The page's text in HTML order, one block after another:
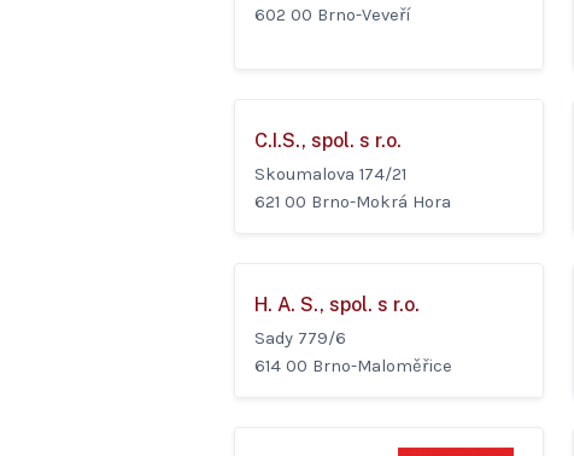
602 00 Brno-Veveří
C.I.S., spol. s r.o.
Skoumalova 174/21
621 00 Brno-Mokrá Hora
H. A. S., spol. s r.o.
Sady 779/6
614 00 Brno-Maloměřice